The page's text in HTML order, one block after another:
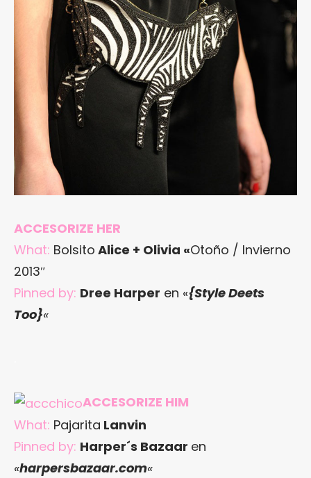
ACCESORIZE HER
What: Bolsito Alice + Olivia «Otoño / Invierno
2013″
Pinned by: Dree Harper en «{Style Deets
Too}«
ACCESORIZE HIM
What: Pajarita Lanvin
Pinned by: Harper´s Bazaar en
«harpersbazaar.com«